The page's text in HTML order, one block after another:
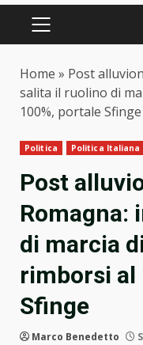
PRIMARY
Home » Post
salita il ruolino di
100%, portale Sfinge
Politica Politica Italiana
Post
Romagna:
di marcia
rimborsi al
Sfinge
Marco Benedetto